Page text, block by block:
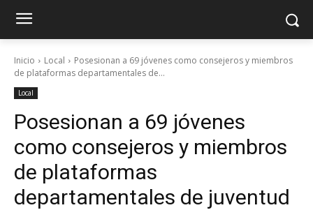
Inicio Local
Posesionan a 69 jóvenes como consejeros y miembros
de plataformas departamentales de...
Local
Posesionan a 69 jóvenes
como consejeros y miembros
de plataformas
departamentales de juventud